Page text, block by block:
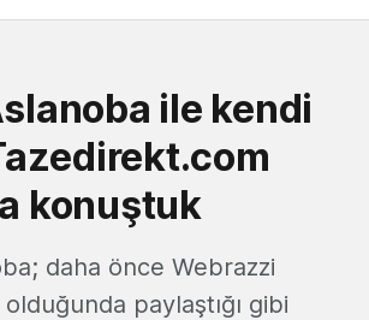
ile kendi
konuştuk
daha önce Webrazzi
paylaştığı gibi